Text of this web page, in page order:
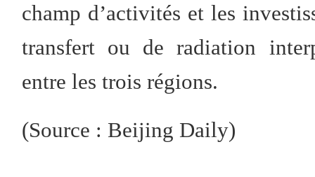
champ d’activités et les
transfert ou de radiation
entre les trois régions.
(Source : Beijing Daily)